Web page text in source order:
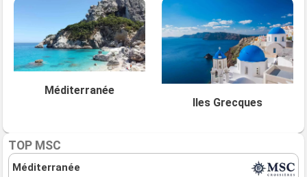
Méditerranée
Iles Grecques
TOP MSC
Méditerranée